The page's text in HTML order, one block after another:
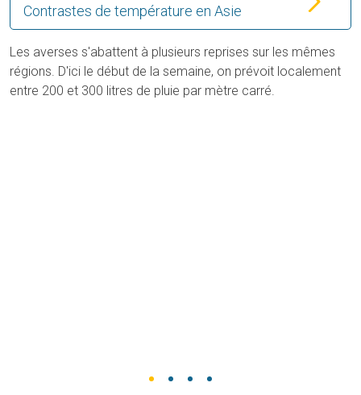
Contrastes de température en Asie
Les averses s'abattent à plusieurs reprises sur les mêmes
régions. D'ici le début de la semaine, on prévoit localement
entre 200 et 300 litres de pluie par mètre carré.